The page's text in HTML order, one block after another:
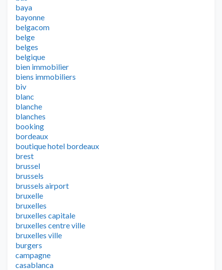
baya
bayonne
belgacom
belge
belges
belgique
bien immobilier
biens immobiliers
biv
blanc
blanche
blanches
booking
bordeaux
boutique hotel bordeaux
brest
brussel
brussels
brussels airport
bruxelle
bruxelles
bruxelles capitale
bruxelles centre ville
bruxelles ville
burgers
campagne
casablanca